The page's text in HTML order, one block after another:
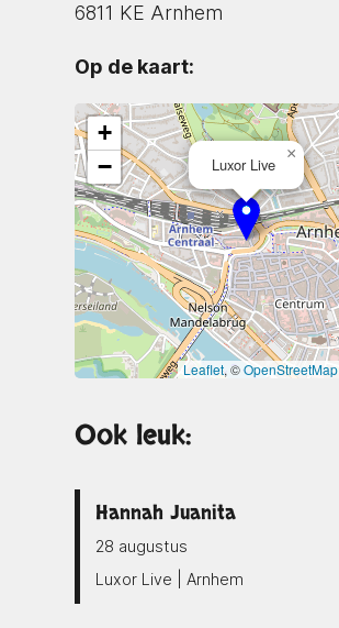
6811 KE Arnhem
Op de kaart:
Luxor Live
×
+
−
Leaflet, ©OpenStreetMap
Ook leuk:
Hannah Juanita
28 augustus
Luxor Live | Arnhem